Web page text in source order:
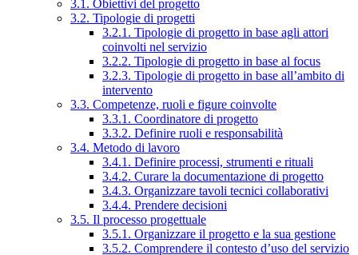
3.1. Obiettivi del progetto
3.2. Tipologie di progetti
3.2.1. Tipologie di progetto in base agli attori
coinvolti nel servizio
3.2.2. Tipologie di progetto in base al focus
3.2.3. Tipologie di progetto in base all’ambito di
intervento
3.3. Competenze, ruoli e figure coinvolte
3.3.1. Coordinatore di progetto
3.3.2. Definire ruoli e responsabilità
3.4. Metodo di lavoro
3.4.1. Definire processi, strumenti e rituali
3.4.2. Curare la documentazione di progetto
3.4.3. Organizzare tavoli tecnici collaborativi
3.4.4. Prendere decisioni
3.5. Il processo progettuale
3.5.1. Organizzare il progetto e la sua gestione
3.5.2. Comprendere il contesto d’uso del servizio